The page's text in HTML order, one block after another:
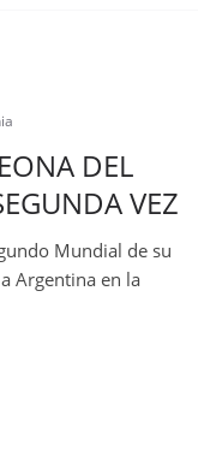
DEL
VEZ
Mundial de su
Argentina en la